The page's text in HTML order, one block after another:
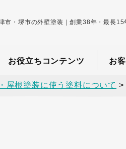
市・堺市の外壁塗装｜創業38年・最長15
お役立ちコンテンツ お
屋根塗装に使う塗料について >